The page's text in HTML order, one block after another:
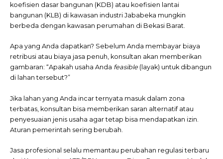
koefisien dasar bangunan (KDB) atau koefisien lantai
bangunan (KLB) di kawasan industri Jababeka mungkin
berbeda dengan kawasan perumahan di Bekasi Barat.
Apa yang Anda dapatkan? Sebelum Anda membayar biaya
retribusi atau biaya jasa penuh, konsultan akan memberikan
gambaran: “Apakah usaha Anda feasible (layak) untuk dibangun
di lahan tersebut?”
Jika lahan yang Anda incar ternyata masuk dalam zona
terbatas, konsultan bisa memberikan saran alternatif atau
penyesuaian jenis usaha agar tetap bisa mendapatkan izin.
Aturan pemerintah sering berubah.
Jasa profesional selalu memantau perubahan regulasi terbaru